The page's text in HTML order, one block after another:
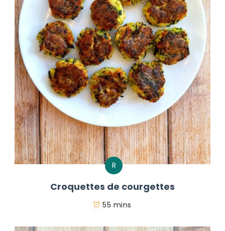
R
Croquettes de courgettes
55 mins